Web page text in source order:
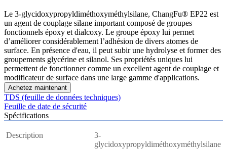
Le 3-glycidoxypropyldiméthoxyméthylsilane, ChangFu® EP22 est
un agent de couplage silane important composé de groupes
fonctionnels époxy et dialcoxy. Le groupe époxy lui permet
d’améliorer considérablement l’adhésion de divers atomes de
surface. En présence d'eau, il peut subir une hydrolyse et former des
groupements glycérine et silanol. Ses propriétés uniques lui
permettent de fonctionner comme un excellent agent de couplage et
modificateur de surface dans une large gamme d'applications.
Achetez maintenant
TDS (feuille de données techniques)
Feuille de date de sécurité
Spécifications
Description
3-
glycidoxypropyldiméthoxyméthylsilane